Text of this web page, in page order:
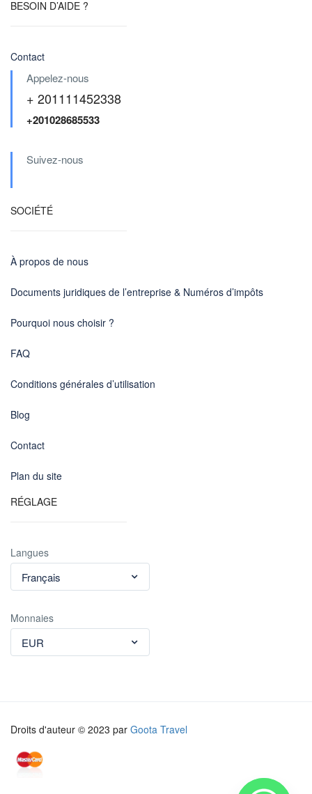
BESOIN D’AIDE ?
Contact
Appelez-nous
+ 201111452338
+201028685533
Suivez-nous
SOCIÉTÉ
À propos de nous
Documents juridiques de l’entreprise & Numéros d’impôts
Pourquoi nous choisir ?
FAQ
Conditions générales d’utilisation
Blog
Contact
Plan du site
RÉGLAGE
Langues
Français
Monnaies
EUR
Droits d'auteur © 2023 par Goota Travel